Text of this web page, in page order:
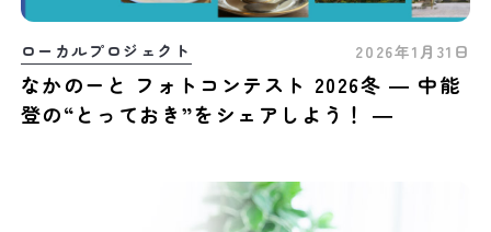
ローカルプロジェクト 2026年1月31日
なかのーと フォトコンテスト 2026冬 ― 中能
登の“とっておき”をシェアしよう！ ―